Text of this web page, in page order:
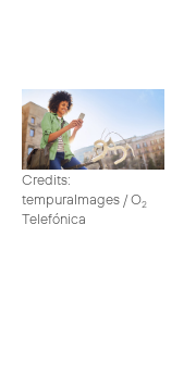
Credits:
tempuraImages / O2
Telefónica